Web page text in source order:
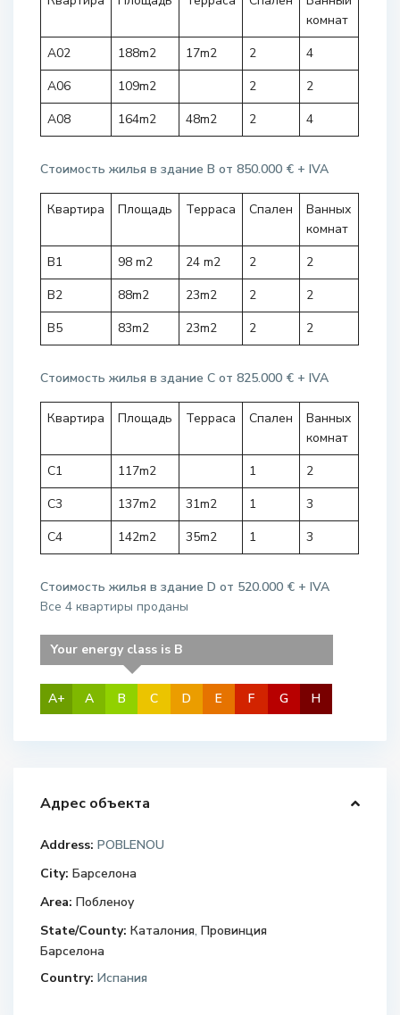
комнат
A02
188m2 17m2 2
4
A06
109m2 2
2
A08
164m2 48m2 2 4
Стоимость жилья в здание B от 850.000 € + IVA
Квартира Площадь Терраса Спален
Ванных
комнат
B1
98 m2 24 m2 2
2
B2
88m2 23m2 2
2
B5
83m2 23m2 2 2
Стоимость жилья в здание C от 825.000 € + IVA
Квартира Площадь Терраса Спален
Ванных
комнат
С1
117m2 1
2
С3
137m2 31m2 1
3
C4
142m2 35m2 1 3
Стоимость жилья в здание D от 520.000 € + IVA
Все 4 квартиры проданы
A+ A
Your energy class is B
B C D E F G H
Адрес объекта
Address: POBLENOU
City: Барселона
Area: Побленоу
State/County: Каталония,Провинция
Барселона
Country: Испания